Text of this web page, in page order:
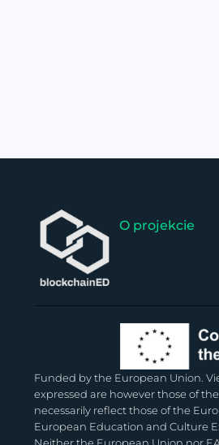
O projekcie
Funded by the European Union.
expressed are however those of
necessarily reflect those of the
European Education and Culture
Neither the European Union nor